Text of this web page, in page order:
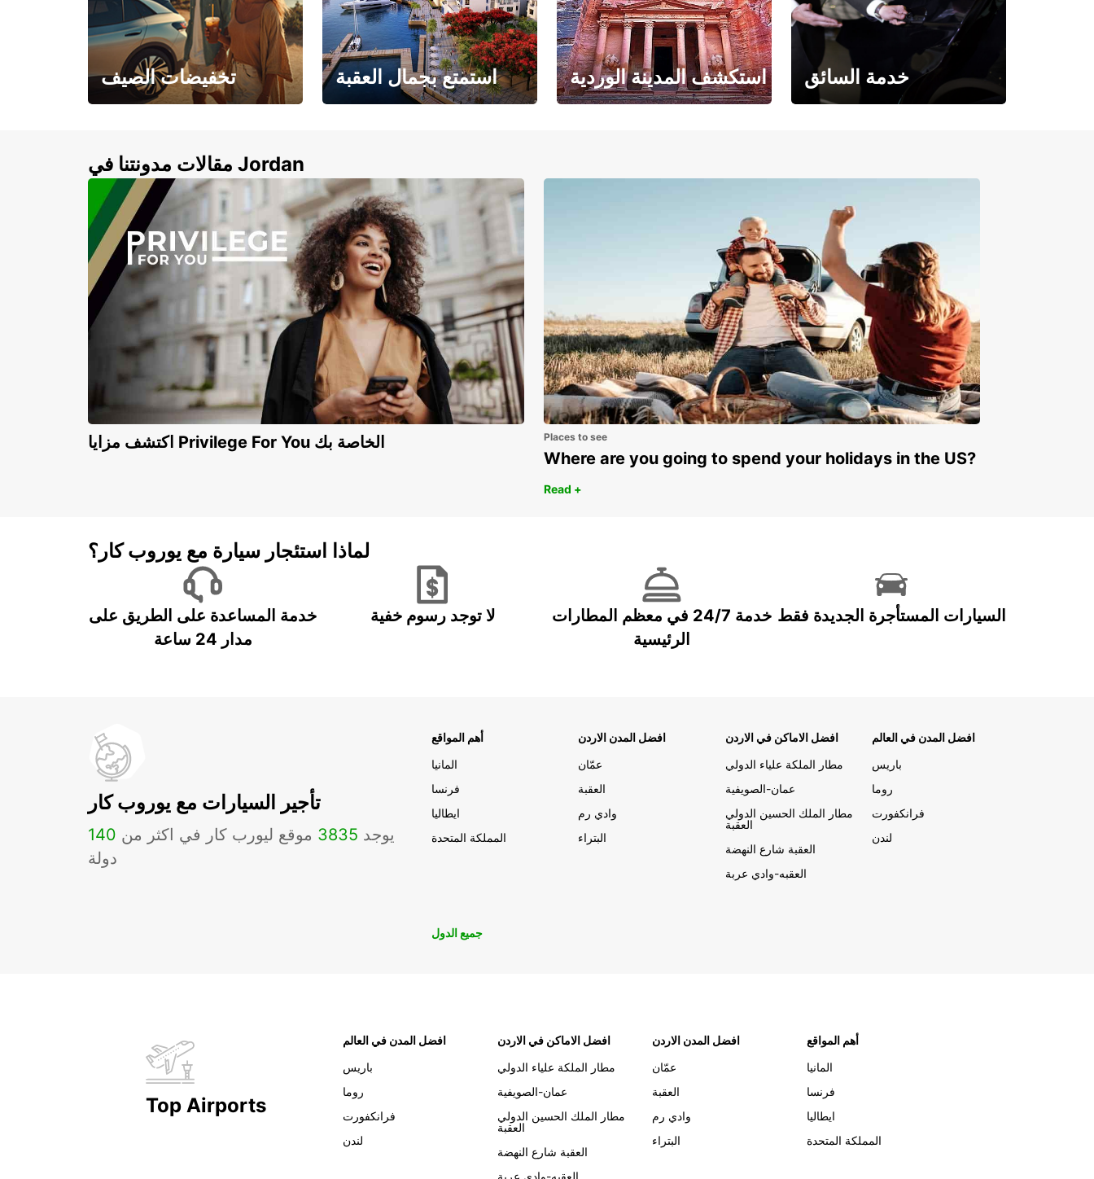
تخفيضات الصيف استمتع بجمال العقبة استكشف المدينة الوردية خدمة السائق
مقالات مدونتنا في Jordan
اكتشف مزايا Privilege For You الخاصة بك Places to see
Where are you going to spend your holidays in the US?
Read +
لماذا استئجار سيارة مع يوروب كار؟
خدمة المساعدة على الطريق على
مدار 24 ساعة
لا توجد رسوم خفية
خدمة 24/7 في معظم المطارات
الرئيسية
السيارات المستأجرة الجديدة فقط
تأجير السيارات مع يوروب كار
يوجد 3835 موقع ليورب كار في اكثر من 140
دولة
أهم المواقع
المانيا
فرنسا
ايطاليا
المملكة المتحدة
افضل المدن الاردن
عمّان
العقبة
وادي رم
البتراء
افضل الاماكن في الاردن
مطار الملكة علياء الدولي
عمان-الصويفية
مطار الملك الحسين الدولي
العقبة
العقبة شارع النهضة
العقبه-وادي عربة
افضل المدن في العالم
باريس
روما
فرانكفورت
لندن
جميع الدول
Top Airports
افضل المدن في العالم
باريس
روما
فرانكفورت
لندن
افضل الاماكن في الاردن
مطار الملكة علياء الدولي
عمان-الصويفية
مطار الملك الحسين الدولي
العقبة
العقبة شارع النهضة
العقبه-وادي عربة
افضل المدن الاردن
عمّان
العقبة
وادي رم
البتراء
أهم المواقع
المانيا
فرنسا
ايطاليا
المملكة المتحدة